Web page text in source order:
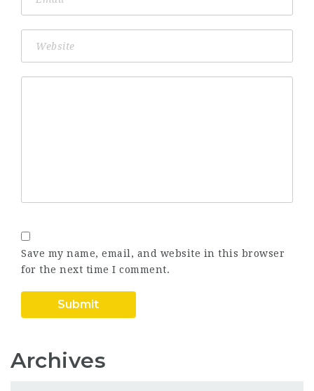
Save my name, email, and website in this browser
for the next time I comment.
Archives